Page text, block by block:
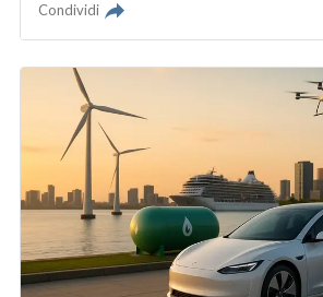
Condividi